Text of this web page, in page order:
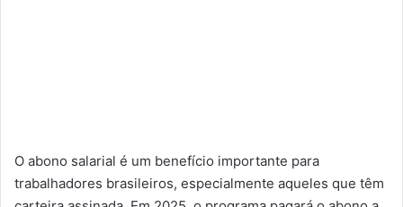
O abono salarial é um benefício importante para
trabalhadores brasileiros, especialmente aqueles que têm